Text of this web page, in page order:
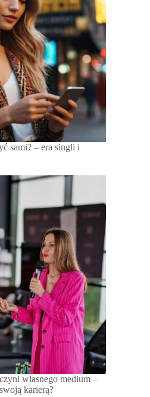
sami? – era singli i
własnego medium –
karierą?